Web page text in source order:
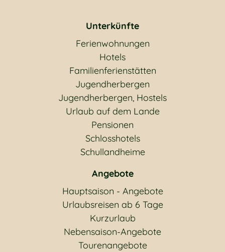
Unterkünfte
Ferienwohnungen
Hotels
Familienferienstätten
Jugendherbergen
Jugendherbergen, Hostels
Urlaub auf dem Lande
Pensionen
Schlosshotels
Schullandheime
Angebote
Hauptsaison - Angebote
Urlaubsreisen ab 6 Tage
Kurzurlaub
Nebensaison-Angebote
Tourenangebote